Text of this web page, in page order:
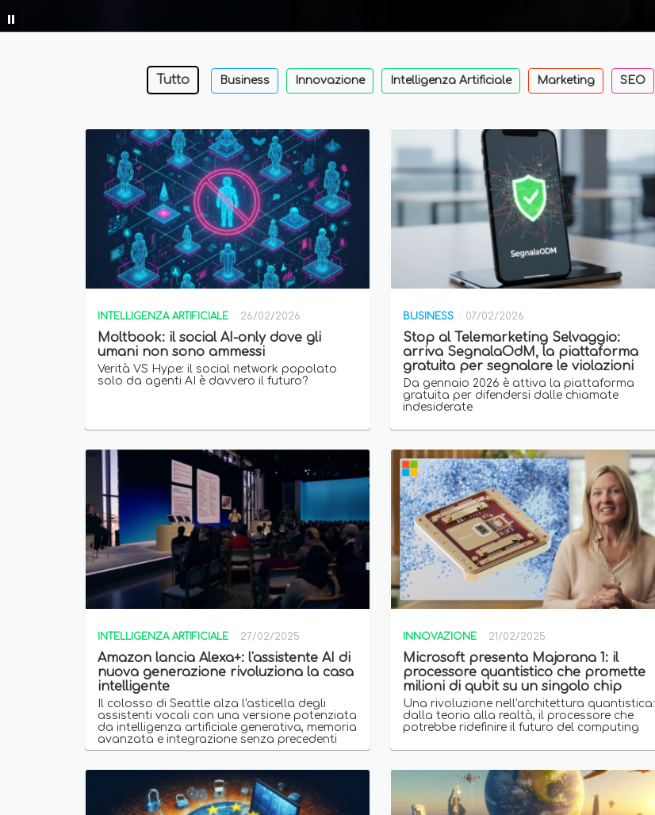
Tutto Business Innovazione Intelligenza Artificiale Marketing SEO
INTELLIGENZA ARTIFICIALE 26/02/2026
Moltbook: il social AI-only dove gli
umani non sono ammessi
Verità VS Hype: il social network popolato
solo da agenti AI è davvero il futuro?
BUSINESS 07/02/2026
Stop al Telemarketing Selvaggio:
arriva SegnalaOdM, la piattaforma
gratuita per segnalare le violazioni
Da gennaio 2026 è attiva la piattaforma
gratuita per difendersi dalle chiamate
indesiderate
INTELLIGENZA ARTIFICIALE 27/02/2025
Amazon lancia Alexa+: l'assistente AI di
nuova generazione rivoluziona la casa
intelligente
Il colosso di Seattle alza l'asticella degli
assistenti vocali con una versione potenziata
da intelligenza artificiale generativa, memoria
avanzata e integrazione senza precedenti
INNOVAZIONE 21/02/2025
Microsoft presenta Majorana 1: il
processore quantistico che promette
milioni di qubit su un singolo chip
Una rivoluzione nell'architettura quantistica:
dalla teoria alla realtà, il processore che
potrebbe ridefinire il futuro del computing